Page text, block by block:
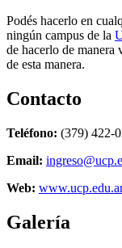
Podés hacerlo en
ningún campus de la
de hacerlo de manera
de esta manera.
Contacto
Teléfono: (379) 422-
Email:
Web:
Galería